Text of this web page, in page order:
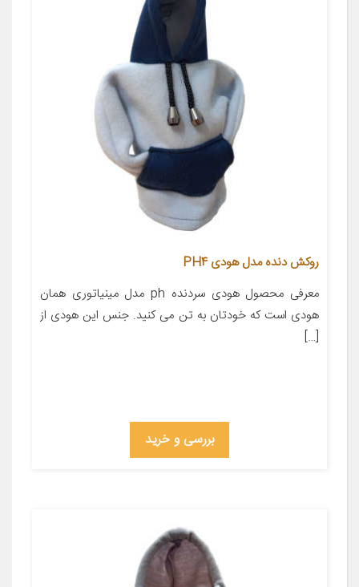
روکش دنده مدل هودی PH4
معرفی محصول هودی سردنده ph مدل مینیاتوری همان
هودی است که خودتان به تن می کنید. جنس این هودی از
[…]
بررسی و خرید